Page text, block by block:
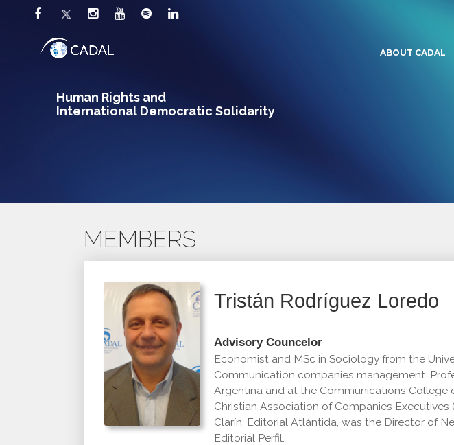
Human Rights and
International Democratic Solidarity
ABOUT CADAL
MEMBERS
Tristán Rodríguez Loredo
Advisory Councelor
Economist and MSc in Sociology from the
Communication companies management.
Argentina and at the Communications College
Christian Association of Companies
Clarín, Editorial Atlántida, was the Director of
Editorial Perfil.